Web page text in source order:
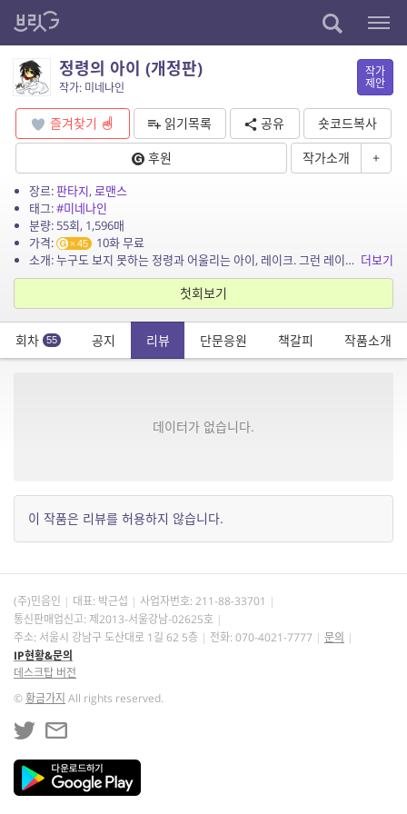
정령의 아이 (개정판)
작가: 미네나인
작가
제안
즐겨찾기 읽기목록 공유
숏코드복사
후원
작가소개 +
장르:판타지,로맨스
태그:#미네나인
분량: 55회, 1,596매
가격:
45
10화 무료
소개: 누구도 보지 못하는 정령과 어울리는 아이, 레이크. 그런 레이크에게 숨겨진 ‘세계의 비밀.’ 시간이 지날수록 감춰진 진실이 다가오는데…(2013) (브릿G는 ... 더보기
첫회보기
회차 55 공지 리뷰 단문응원 책갈피 작품소개
데이터가 없습니다.
이 작품은 리뷰를 허용하지 않습니다.
(주)민음인 대표: 박근섭 사업자번호: 211-88-33701
통신판매업신고: 제2013-서울강남-02625호
주소: 서울시 강남구 도산대로 1길 62 5층
전화: 070-4021-7777
문의
IP현황&문의
데스크탑 버전
©황금가지 All rights reserved.